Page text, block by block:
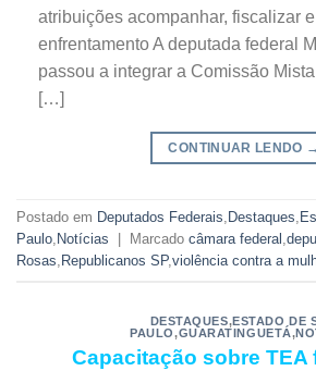
atribuições acompanhar, fiscalizar
enfrentamento A deputada federal
passou a integrar a Comissão
[…]
CONTINUAR LENDO →
Postado em Deputados Federais, Destaques,
Paulo, Notícias Marcado câmara federal ,
Rosas, Republicanos SP,violência contra a
DESTAQUES,ESTADO DE
PAULO,GUARATINGUETÁ,
Capacitação sobre TEA